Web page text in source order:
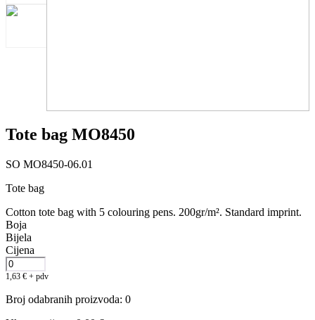
Tote bag MO8450
SO MO8450-06.01
Tote bag
Cotton tote bag with 5 colouring pens. 200gr/m². Standard imprint.
Boja
Bijela
Cijena
1,63 € + pdv
Broj odabranih proizvoda: 0